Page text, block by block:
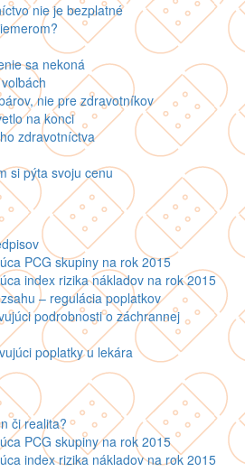
nie je bezplatné
sa nekoná
nie pre zdravotníkov
na konci
zdravotníctva
si pýta svoju cenu
PCG skupiny na rok 2015
index rizika nákladov na rok 2015
– regulácia poplatkov
podrobnosti o záchrannej
poplatky u lekára
či realita?
PCG skupiny na rok 2015
index rizika nákladov na rok 2015